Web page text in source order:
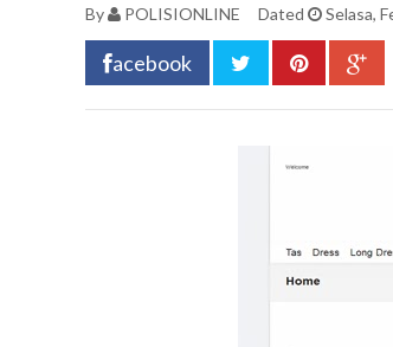
By POLISIONLINE Dated Selasa,
acebook